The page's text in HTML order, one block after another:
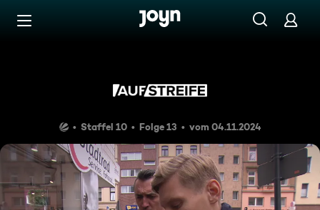
Zum Inhalt springen
Staffel 10 Folge 13 vom 04.11.2024